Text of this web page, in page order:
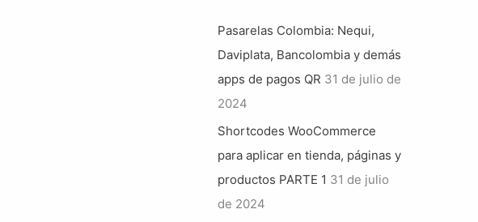
Pasarelas Colombia: Nequi,
Daviplata, Bancolombia y demás
apps de pagos QR 31 de julio de
2024
Shortcodes WooCommerce
para aplicar en tienda, páginas y
productos PARTE 1 31 de julio
de 2024